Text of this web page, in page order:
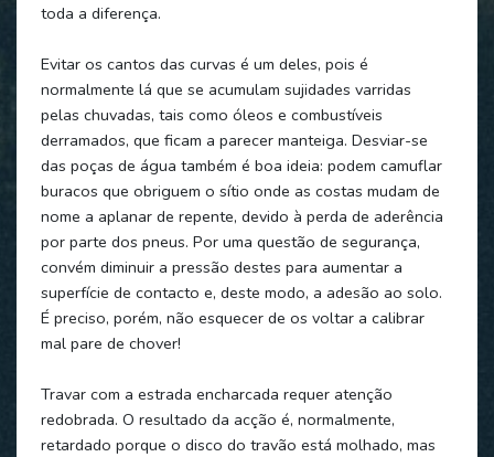
toda a diferença.
Evitar os cantos das curvas é um deles, pois é
normalmente lá que se acumulam sujidades varridas
pelas chuvadas, tais como óleos e combustíveis
derramados, que ficam a parecer manteiga. Desviar-se
das poças de água também é boa ideia: podem camuflar
buracos que obriguem o sítio onde as costas mudam de
nome a aplanar de repente, devido à perda de aderência
por parte dos pneus. Por uma questão de segurança,
convém diminuir a pressão destes para aumentar a
superfície de contacto e, deste modo, a adesão ao solo.
É preciso, porém, não esquecer de os voltar a calibrar
mal pare de chover!
Travar com a estrada encharcada requer atenção
redobrada. O resultado da acção é, normalmente,
retardado porque o disco do travão está molhado, mas